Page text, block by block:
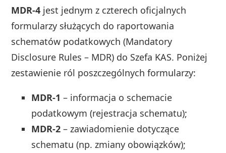
MDR‑4 jest jednym z czterech oficjalnych
formularzy służących do raportowania
schematów podatkowych (Mandatory
Disclosure Rules – MDR) do Szefa KAS. Poniżej
zestawienie ról poszczególnych formularzy:
MDR‑1 – informacja o schemacie
podatkowym (rejestracja schematu);
MDR‑2 – zawiadomienie dotyczące
schematu (np. zmiany obowiązków);